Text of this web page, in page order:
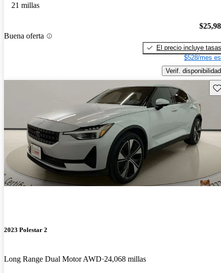
21 millas
Buena oferta
El precio incluye tasas
$528/mes
Verif. disponibilidad
2023 Polestar 2
Long Range Dual Motor AWD 24,068 millas